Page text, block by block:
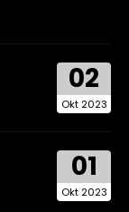
02
Okt 2023
01
Okt 2023